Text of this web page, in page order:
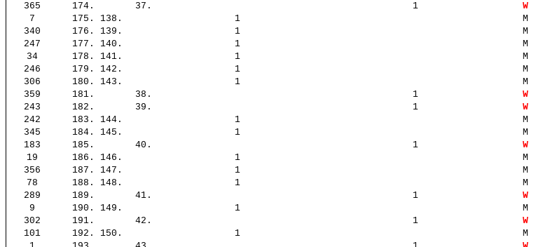
365
174. 37. 1 W
7
175. 138. 1 M
340
176. 139. 1 M
247
177. 140. 1 M
34
178. 141. 1 M
246
179. 142. 1 M
306
180. 143. 1 M
359
181. 38. 1 W
243
182. 39. 1 W
242
183. 144. 1 M
345
184. 145. 1 M
183
185. 40. 1 W
19
186. 146. 1 M
356
187. 147. 1 M
78
188. 148. 1 M
289
189. 41. 1 W
9
190. 149. 1 M
302
191. 42. 1 W
101
192. 150. 1 M